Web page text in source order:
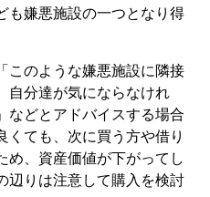
も嫌悪施設の一つとなり得
このような嫌悪施設に隣接
自分達が気にならなけれ
などとアドバイスする場合
くても、次に買う方や借り
め、資産価値が下がってし
辺りは注意して購入を検討